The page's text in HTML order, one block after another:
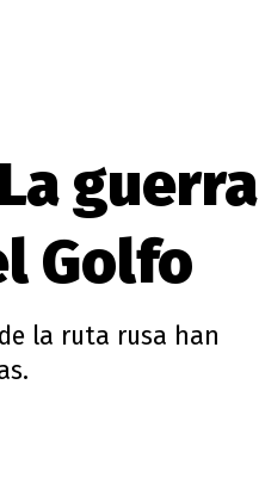
guerra
Golfo
la ruta rusa han